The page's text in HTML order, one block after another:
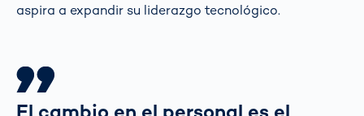
aspira a expandir su liderazgo tecnológico.